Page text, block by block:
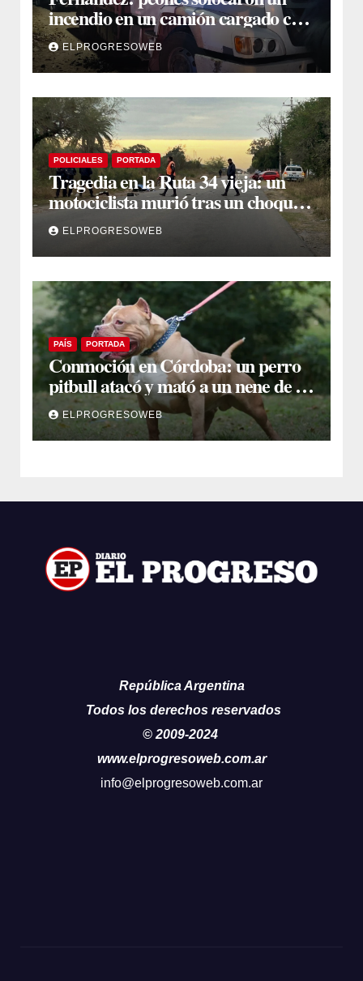
incendio en un camión cargado con
carbón sacando agua de una
acequia
ELPROGRESOWEB
POLICIALES PORTADA
Tragedia en la Ruta 34 vieja: un
motociclista murió tras un choque
múltiple en El Polear
ELPROGRESOWEB
PAÍS PORTADA
Conmoción en Córdoba: un perro
pitbull atacó y mató a un nene de 3
años
ELPROGRESOWEB
República Argentina
Todos los derechos reservados
© 2009-2024
www.elprogresoweb.com.ar
info@elprogresoweb.com.ar